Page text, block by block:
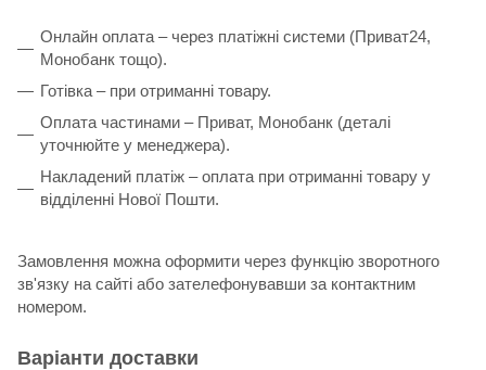
Онлайн оплата – через платіжні системи (Приват24,
Монобанк тощо).
Готівка – при отриманні товару.
Оплата частинами – Приват, Монобанк (деталі
уточнюйте у менеджера).
Накладений платіж – оплата при отриманні товару у
відділенні Нової Пошти.
Замовлення можна оформити через функцію зворотного
зв'язку на сайті або зателефонувавши за контактним
номером.
Варіанти доставки